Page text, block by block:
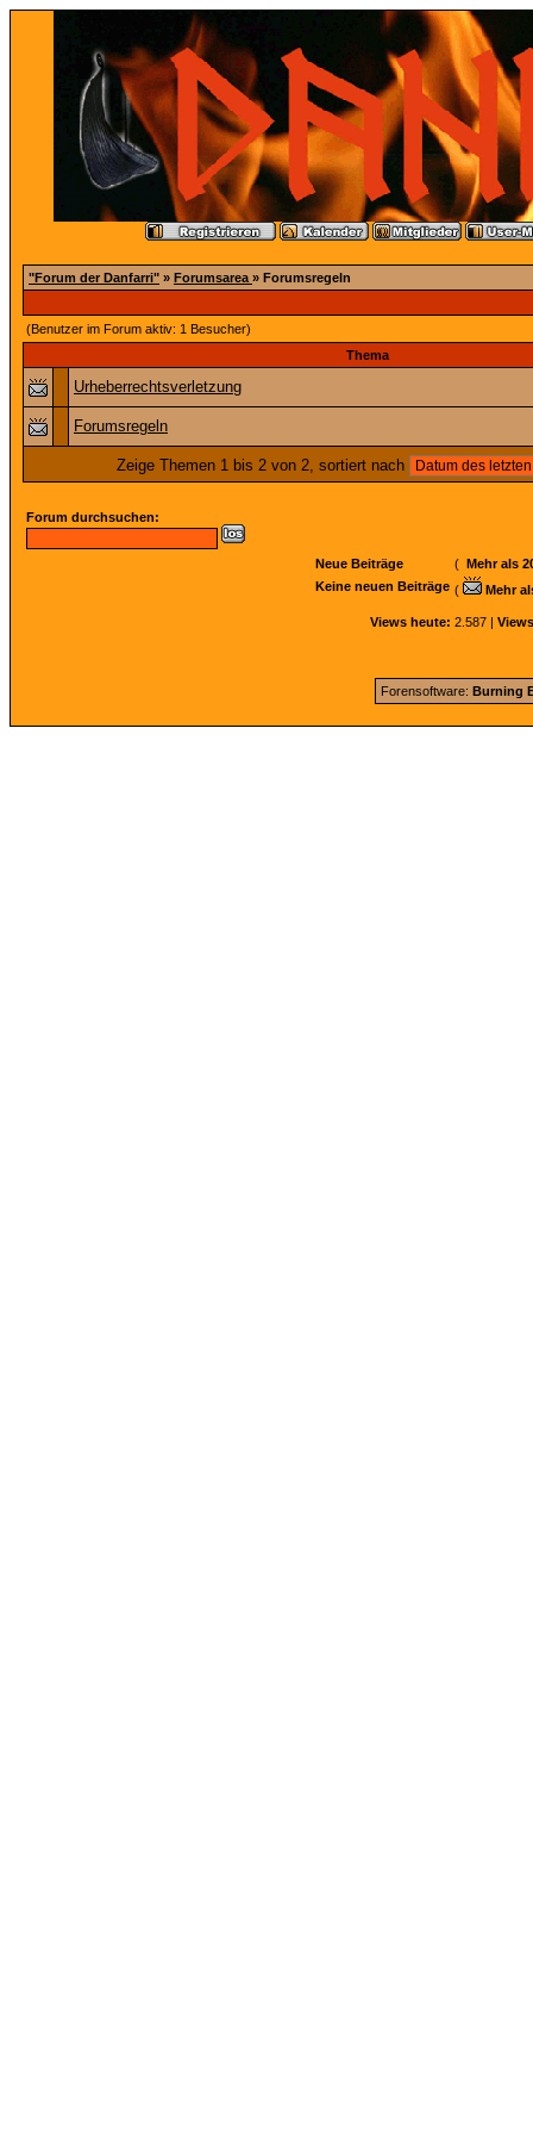
"Forum der Danfarri" » Forumsarea » Forumsregeln
(Benutzer im Forum aktiv: 1 Besucher)
Thema
Urheberrechtsverletzung
Forumsregeln
Zeige Themen 1 bis 2 von 2, sortiert nach
Forum durchsuchen:
Neue Beiträge ( Mehr als
Keine neuen Beiträge ( Mehr
Views heute: 2.587 |
Forensoftware: Burning